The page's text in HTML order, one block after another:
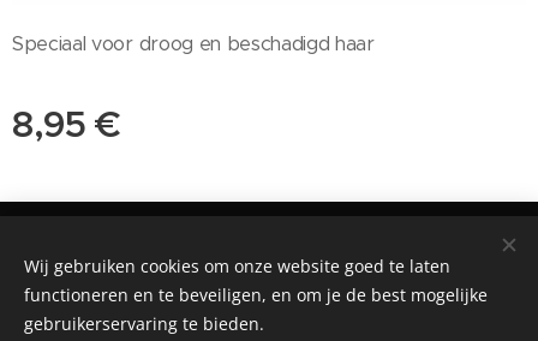
Speciaal voor droog en beschadigd haar
8,95 €
Nieuwstraat 50, 5271 AE, Sint-Michielsgestel
Mogelijk gemaakt doorWebnode Cookies
Wij gebruiken cookies om onze website goed te laten
functioneren en te beveiligen, en om je de best mogelijke
gebruikerservaring te bieden.